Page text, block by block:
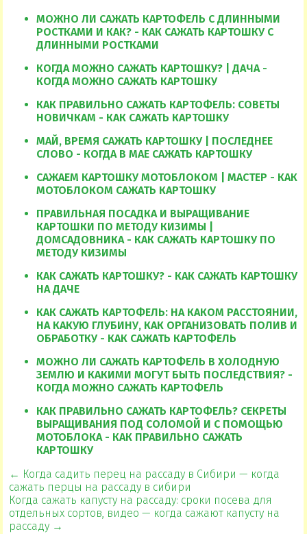
МОЖНО ЛИ САЖАТЬ КАРТОФЕЛЬ С ДЛИННЫМИ
РОСТКАМИ И КАК? - КАК САЖАТЬ КАРТОШКУ С
ДЛИННЫМИ РОСТКАМИ
КОГДА МОЖНО САЖАТЬ КАРТОШКУ? | ДАЧА -
КОГДА МОЖНО САЖАТЬ КАРТОШКУ
КАК ПРАВИЛЬНО САЖАТЬ КАРТОФЕЛЬ: СОВЕТЫ
НОВИЧКАМ - КАК САЖАТЬ КАРТОШКУ
МАЙ, ВРЕМЯ САЖАТЬ КАРТОШКУ | ПОСЛЕДНЕЕ
СЛОВО - КОГДА В МАЕ САЖАТЬ КАРТОШКУ
САЖАЕМ КАРТОШКУ МОТОБЛОКОМ | МАСТЕР - КАК
МОТОБЛОКОМ САЖАТЬ КАРТОШКУ
ПРАВИЛЬНАЯ ПОСАДКА И ВЫРАЩИВАНИЕ
КАРТОШКИ ПО МЕТОДУ КИЗИМЫ |
ДОМСАДОВНИКА - КАК САЖАТЬ КАРТОШКУ ПО
МЕТОДУ КИЗИМЫ
КАК САЖАТЬ КАРТОШКУ? - КАК САЖАТЬ КАРТОШКУ
НА ДАЧЕ
КАК САЖАТЬ КАРТОФЕЛЬ: НА КАКОМ РАССТОЯНИИ,
НА КАКУЮ ГЛУБИНУ, КАК ОРГАНИЗОВАТЬ ПОЛИВ И
ОБРАБОТКУ - КАК САЖАТЬ КАРТОФЕЛЬ
МОЖНО ЛИ САЖАТЬ КАРТОФЕЛЬ В ХОЛОДНУЮ
ЗЕМЛЮ И КАКИМИ МОГУТ БЫТЬ ПОСЛЕДСТВИЯ? -
КОГДА МОЖНО САЖАТЬ КАРТОФЕЛЬ
КАК ПРАВИЛЬНО САЖАТЬ КАРТОФЕЛЬ? СЕКРЕТЫ
ВЫРАЩИВАНИЯ ПОД СОЛОМОЙ И С ПОМОЩЬЮ
МОТОБЛОКА - КАК ПРАВИЛЬНО САЖАТЬ
КАРТОШКУ
← Когда садить перец на рассаду в Сибири — когда
сажать перцы на рассаду в сибири
Когда сажать капусту на рассаду: сроки посева для
отдельных сортов, видео — когда сажают капусту на
рассаду →